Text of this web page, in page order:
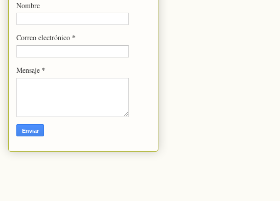
Nombre
Correo electrónico *
Mensaje *